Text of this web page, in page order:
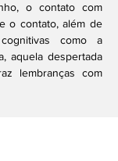
o contato com
o contato, além de
como a
aquela despertada
lembranças com